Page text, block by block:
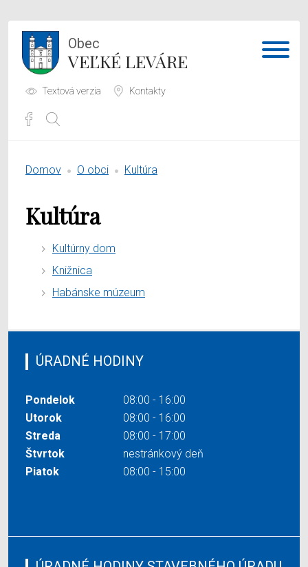
Obec
VEĽKÉ LEVÁRE
Textová verzia Kontakty
Obecný úrad
O obci
Domov O obci Kultúra
Kultúra
Kultúrny dom
Knižnica
Habánske múzeum
ÚRADNÉ HODINY
Pondelok
08:00 - 16:00
Utorok
08:00 - 16:00
Streda
08:00 - 17:00
Štvrtok
nestránkový deň
Piatok
08:00 - 15:00